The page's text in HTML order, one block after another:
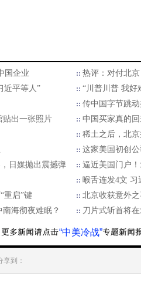
国企业
热评：对付北
近平等人”
“川普川普 我好
传中国字节跳
贴出一张照片
中国买家真的
稀土之后，北
这家美国初创
日媒抛出震撼弹
逼近美国门户
喉舌连发4文 习
重启”键
北京收获意外
海彻夜难眠？
刀片式斩首将
“中美冷战”
享到：